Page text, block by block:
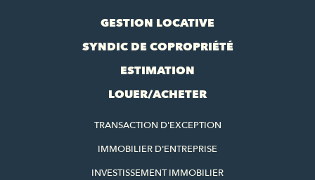
GESTION LOCATIVE
SYNDIC DE COPROPRIÉTÉ
ESTIMATION
LOUER/ACHETER
TRANSACTION D'EXCEPTION
IMMOBILIER D'ENTREPRISE
INVESTISSEMENT IMMOBILIER